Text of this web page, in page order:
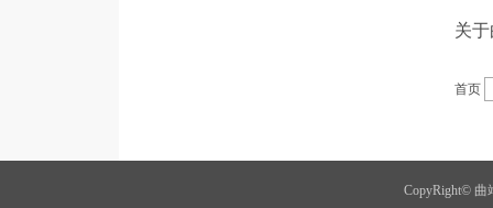
关
首页
CopyRight©